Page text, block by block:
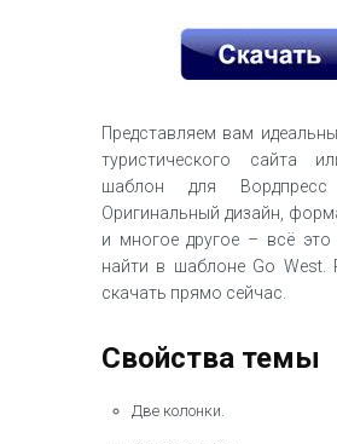
Представляем вам
туристического сайта
шаблон для
Оригинальный дизайн,
и многое другое – всё
найти в шаблоне Go West.
скачать прямо сейчас.
Свойства темы
Две колонки.